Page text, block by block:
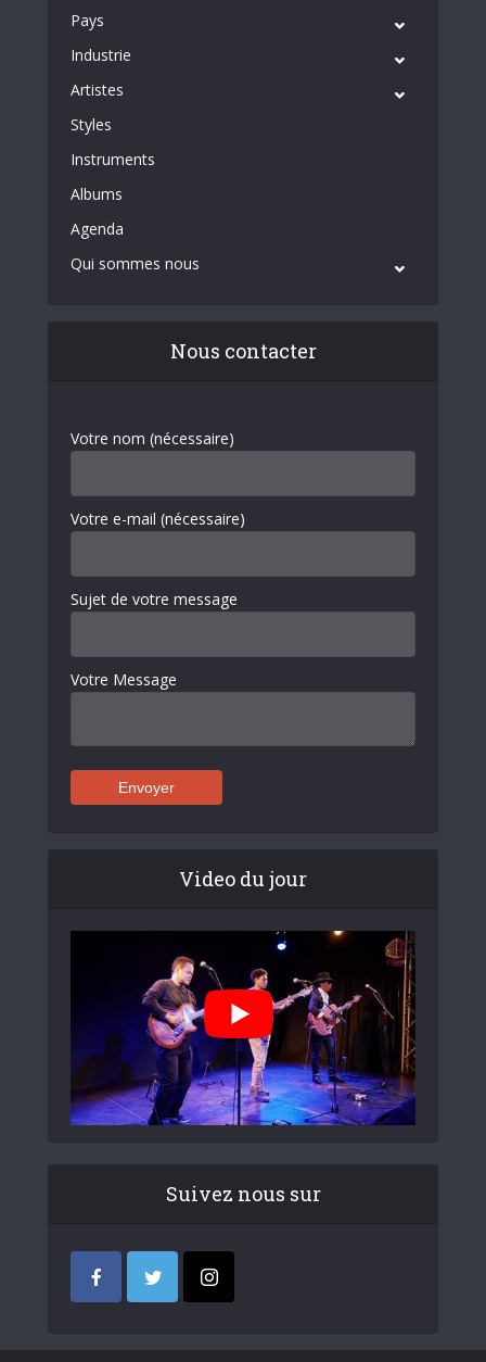
Pays
Industrie
Artistes
Styles
Instruments
Albums
Agenda
Qui sommes nous
Nous contacter
Votre nom (nécessaire)
Votre e-mail (nécessaire)
Sujet de votre message
Votre Message
Video du jour
Suivez nous sur